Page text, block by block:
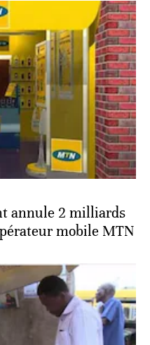
annule 2 milliards
mobile MTN